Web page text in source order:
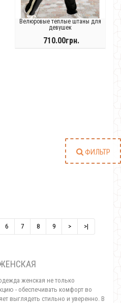
ФИЛЬТР
Велюровые теплые штаны для
девушек
710.00грн.
6 7 8 9 > >|
женская не только
- обеспечивать комфорт во
выглядеть стильно и уверенно. В